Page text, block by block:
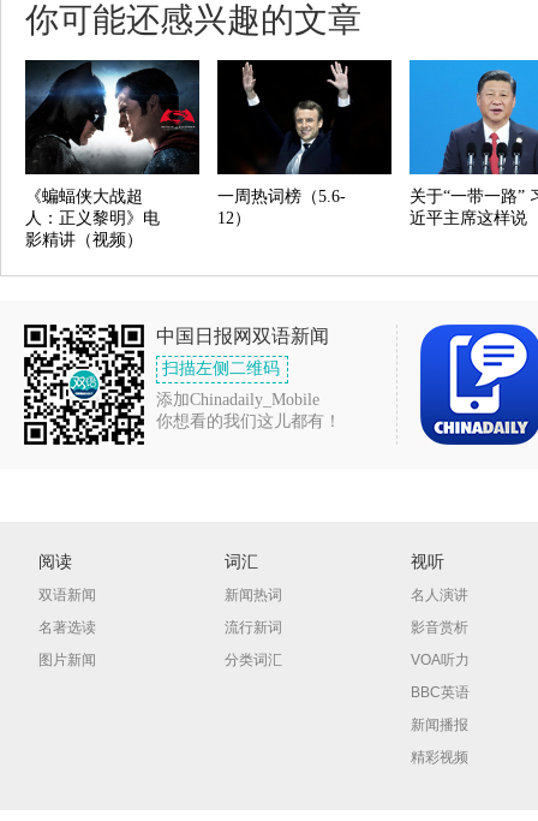
你可能还感兴趣的文章
《蝙蝠侠大战超
人：正义黎明》电
影精讲（视频）
一周热词榜（5.6-
12）
关于“一带一路”
近平主席这样说
中国日报网双语新闻
扫描左侧二维码
添加Chinadaily_Mobile
你想看的我们这儿都有！
阅读
双语新闻
名著选读
图片新闻
词汇
新闻热词
流行新词
分类词汇
视听
名人演讲
影音赏析
VOA听力
BBC英语
新闻播报
精彩视频